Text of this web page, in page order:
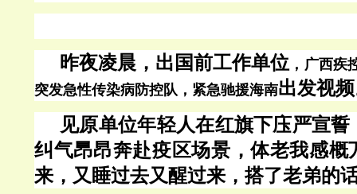
昨夜凌晨，出国前工作单位， 广西疾
突发急性传染病防控队，紧急驰援海南出发视
见原单位年轻人在红旗下庒严宣
纠气䀚昂奔赴疫区场景，体老我感概
来，又睡过去又醒过来，搭了老弟的